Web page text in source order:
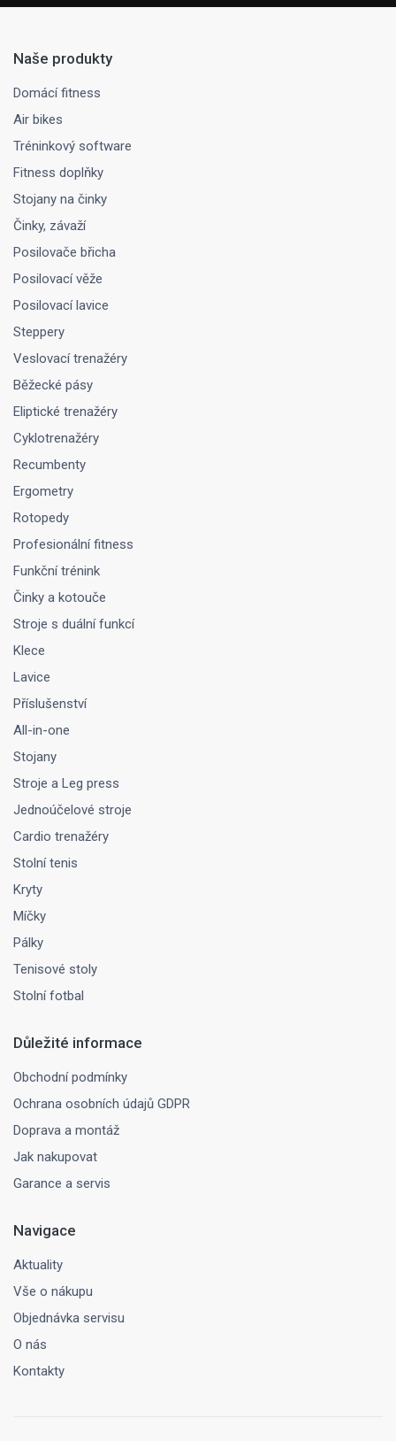
Naše produkty
Domácí fitness
Air bikes
Tréninkový software
Fitness doplňky
Stojany na činky
Činky, závaží
Posilovače břicha
Posilovací věže
Posilovací lavice
Steppery
Veslovací trenažéry
Běžecké pásy
Eliptické trenažéry
Cyklotrenažéry
Recumbenty
Ergometry
Rotopedy
Profesionální fitness
Funkční trénink
Činky a kotouče
Stroje s duální funkcí
Klece
Lavice
Příslušenství
All-in-one
Stojany
Stroje a Leg press
Jednoúčelové stroje
Cardio trenažéry
Stolní tenis
Kryty
Míčky
Pálky
Tenisové stoly
Stolní fotbal
Důležité informace
Obchodní podmínky
Ochrana osobních údajů GDPR
Doprava a montáž
Jak nakupovat
Garance a servis
Navigace
Aktuality
Vše o nákupu
Objednávka servisu
O nás
Kontakty